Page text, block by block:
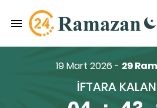
19 Mart 2026 - 29
İFTARA